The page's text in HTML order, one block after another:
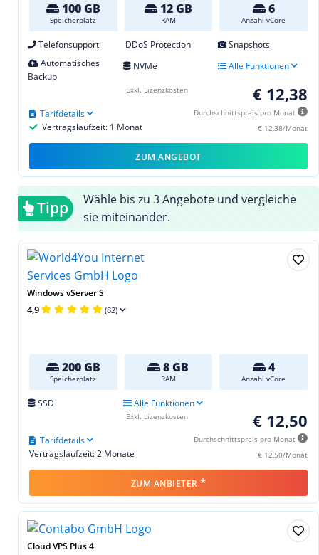
100 GB
Speicherplatz
12 GB
RAM
6
Anzahl vCore
Telefonsupport DDoS Protection
Snapshots
Automatisches
Backup
NVMe Alle Funktionen
€ 12,38
Durchschnittspreis pro Monat
€ 12,38/Monat
Vertragslaufzeit: 1 Monat
Tarifdetails
Exkl. Lizenzkosten
ZUM ANGEBOT
Tipp
Wähle bis zu 3 Angebote und vergleiche
sie miteinander.
Windows vServer S
4,9 (82)
200 GB
Speicherplatz
8 GB
RAM
4
Anzahl vCore
SSD Alle Funktionen
€ 12,50
Durchschnittspreis pro Monat
€ 12,50/Monat
Vertragslaufzeit: 2 Monate
Tarifdetails
Exkl. Lizenzkosten
ZUM ANBIETER *
Cloud VPS Plus 4